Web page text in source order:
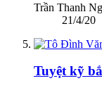
Trần Thanh
21/4/20
Tuyệt kỹ